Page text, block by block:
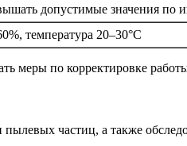
допустимые значения по
температура 20–30°C
меры по корректировке
частиц, а также